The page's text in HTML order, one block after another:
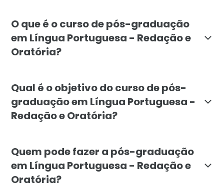
O que é o curso de pós-graduação
em Língua Portuguesa - Redação e
Oratória?
Qual é o objetivo do curso de pós-
graduação em Língua Portuguesa -
Redação e Oratória?
Quem pode fazer a pós-graduação
em Língua Portuguesa - Redação e
Oratória?